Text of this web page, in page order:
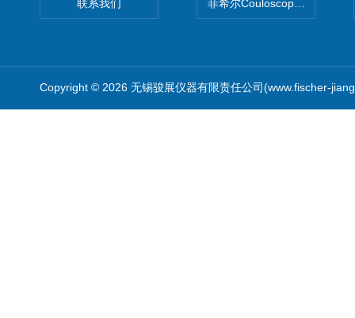
联系我们 菲希尔Couloscope CMS2电
Copyright © 2026 无锡骏展仪器有限责任公司(www.fischer-